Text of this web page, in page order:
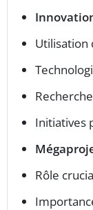
Utilisation
Initiatives
Rôle